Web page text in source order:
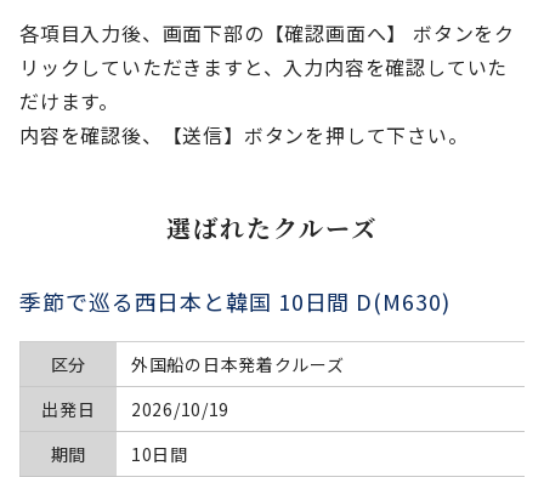
各項目入力後、画面下部の【確認画面へ】 ボタンをク
リックしていただきますと、入力内容を確認していた
だけます。
内容を確認後、【送信】ボタンを押して下さい。
選ばれたクルーズ
季節で巡る西日本と韓国 10日間 D(M630)
区分
外国船の日本発着クルーズ
出発日
2026/10/19
期間
10日間